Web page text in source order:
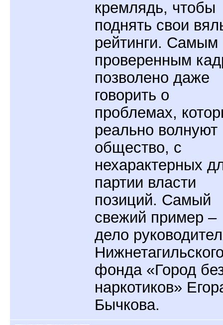
кремлядь, чтобы
поднять свои
рейтинги. Самым
проверенным
позволено даже
говорить о
проблемах,
реально волнуют
общество, с
нехарактерных
партии власти
позиций. Самый
свежий пример –
дело
фонда «Город
наркотиков»
Бычкова.